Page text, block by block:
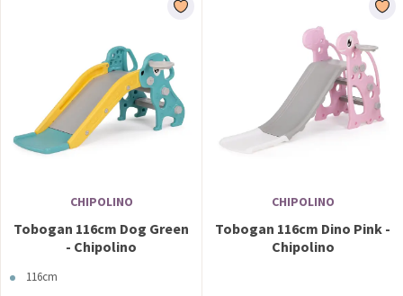
CHIPOLINO
Tobogan 116cm Dog Green
- Chipolino
116cm
CHIPOLINO
Tobogan 116cm Dino Pink -
Chipolino